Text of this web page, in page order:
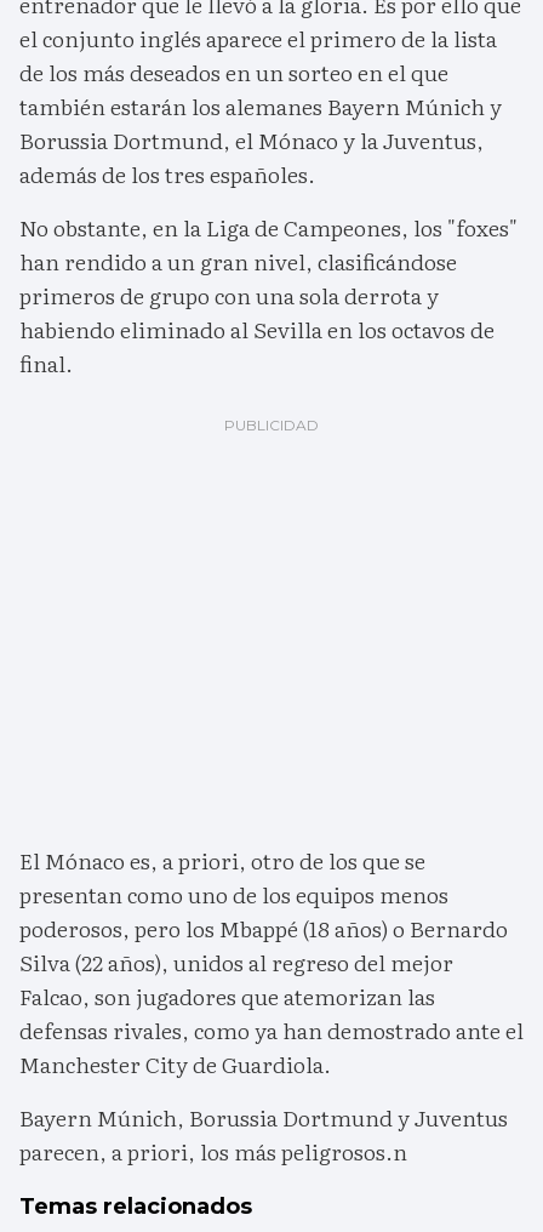
el conjunto inglés aparece el primero de la lista
de los más deseados en un sorteo en el que
también estarán los alemanes Bayern Múnich y
Borussia Dortmund, el Mónaco y la Juventus,
además de los tres españoles.
No obstante, en la Liga de Campeones, los "foxes"
han rendido a un gran nivel, clasificándose
primeros de grupo con una sola derrota y
habiendo eliminado al Sevilla en los octavos de
final.
El Mónaco es, a priori, otro de los que se
presentan como uno de los equipos menos
poderosos, pero los Mbappé (18 años) o Bernardo
Silva (22 años), unidos al regreso del mejor
Falcao, son jugadores que atemorizan las
defensas rivales, como ya han demostrado ante el
Manchester City de Guardiola.
Bayern Múnich, Borussia Dortmund y Juventus
parecen, a priori, los más peligrosos.n
Temas relacionados